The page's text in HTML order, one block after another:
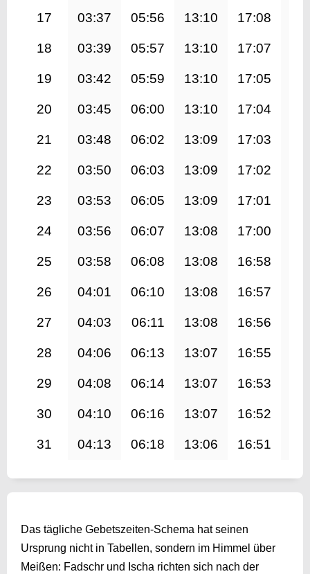
17 03:37 05:56 13:10 17:08
18 03:39 05:57 13:10 17:07
19 03:42 05:59 13:10 17:05
20 03:45 06:00 13:10 17:04
21 03:48 06:02 13:09 17:03
22 03:50 06:03 13:09 17:02
23 03:53 06:05 13:09 17:01
24 03:56 06:07 13:08 17:00
25 03:58 06:08 13:08 16:58
26 04:01 06:10 13:08 16:57
27 04:03 06:11 13:08 16:56
28 04:06 06:13 13:07 16:55
29 04:08 06:14 13:07 16:53
30 04:10 06:16 13:07 16:52
31 04:13 06:18 13:06 16:51
Das tägliche Gebetszeiten-Schema hat seinen
Ursprung nicht in Tabellen, sondern im Himmel über
Meißen: Fadschr und Ischa richten sich nach der